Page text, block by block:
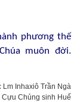
phương thế
muôn đời.
Lm Inhaxiô Trần Ngà
Cựu Chủng sinh Huế